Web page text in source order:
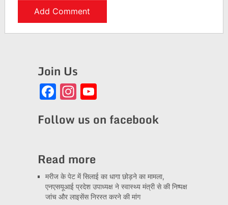
Join Us
Facebook
Instagram
YouTube
Follow us on facebook
Read more
मरीज के पेट में सिलाई का धागा छोड़ने का मामला,
एनएसयूआई प्रदेश उपाध्यक्ष ने स्वास्थ्य मंत्री से की निष्पक्ष
जांच और लाइसेंस निरस्त करने की मांग